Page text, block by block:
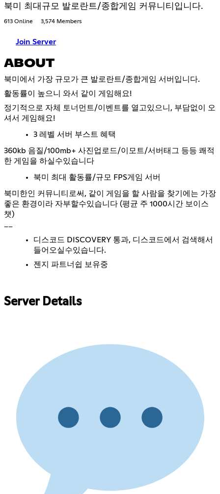
북미 최대규모 발로란트/종합게임 커뮤니티입니다.
613 Online 3,574 Members
Join Server
ABOUT
북미에서 가장 규모가 큰 발로란트/종합게임 서버입니다.
활동률이 높으니 와서 같이 게임해요!
정기적으로 자체 토너먼트/이벤트를 열고있으니, 부담없이 오
셔서 게임해요!
3 레벨 서버 부스트 혜택
360kb 음질/100mb+ 사진업로드/이모트/서버태그 등등 쾌적
한 게임을 하실수있습니다
북미 최대 활동률/규모 FPS게임 서버
북미한인 커뮤니티로써, 같이 게임을 할 사람을 찾기에는 가장
좋은 환경이라 자부할수있습니다 (평균 주 1000시간 보이스
디스코드 DISCOVERY 통과, 디스코드에서 검색해서
들어오실수있습니다.
젠지 파트너쉽 보유중
Server Details